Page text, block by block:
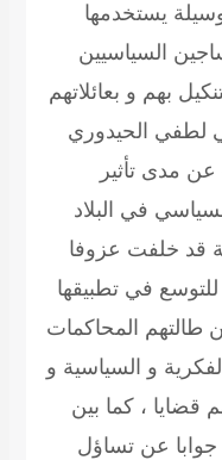
يستخدمها
السياسيين
بهم و بعائلاتهم
لطفي الحيدوري
مدى تأثير
في البلاد
قد خلفت عزوفا
للتوسع في تطبيقها
طالتهم المحاكمات
و السياسية و
، كما بين
جوابا عن تساؤل